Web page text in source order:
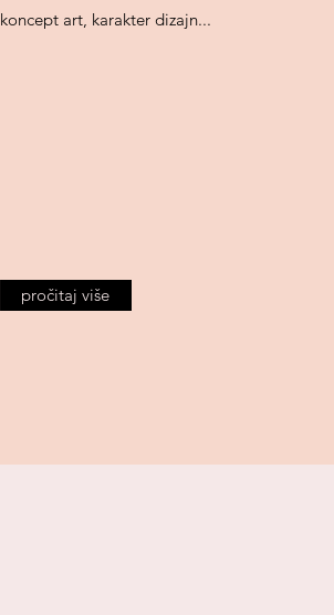
koncept art, karakter dizajn...
pročitaj više